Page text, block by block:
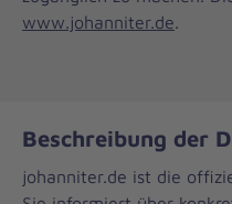
e
e
f
www.johanniter.de.
Beschreibung der
johanniter.de ist die